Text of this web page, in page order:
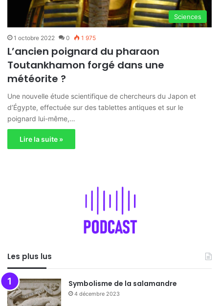
Sciences
1 octobre 2022 0 1 975
L’ancien poignard du pharaon
Toutankhamon forgé dans une
météorite ?
Une nouvelle étude scientifique de chercheurs du Japon et
d’Égypte, effectuée sur des tablettes antiques et sur le
poignard lui-même,…
Lire la suite »
Les plus lus
Symbolisme de la salamandre
4 décembre 2023